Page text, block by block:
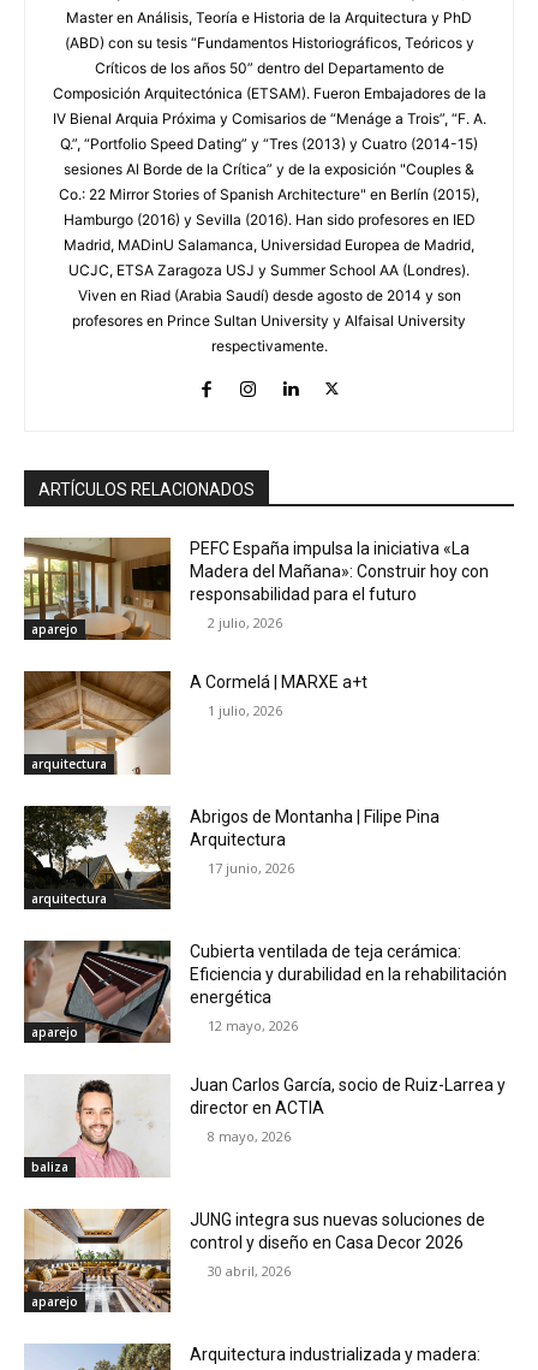
Master en Análisis, Teoría e Historia de la Arquitectura y PhD
(ABD) con su tesis “Fundamentos Historiográficos, Teóricos y
Críticos de los años 50” dentro del Departamento de
Composición Arquitectónica (ETSAM). Fueron Embajadores de la
IV Bienal Arquia Próxima y Comisarios de “Menáge a Trois”, “F. A.
Q.”, “Portfolio Speed Dating” y “Tres (2013) y Cuatro (2014-15)
sesiones Al Borde de la Crítica” y de la exposición "Couples &
Co.: 22 Mirror Stories of Spanish Architecture" en Berlín (2015),
Hamburgo (2016) y Sevilla (2016). Han sido profesores en IED
Madrid, MADinU Salamanca, Universidad Europea de Madrid,
UCJC, ETSA Zaragoza USJ y Summer School AA (Londres).
Viven en Riad (Arabia Saudí) desde agosto de 2014 y son
profesores en Prince Sultan University y Alfaisal University
respectivamente.
ARTÍCULOS RELACIONADOS
aparejo
PEFC España impulsa la iniciativa «La
Madera del Mañana»: Construir hoy con
responsabilidad para el futuro
2 julio, 2026
arquitectura
A Cormelá | MARXE a+t
1 julio, 2026
arquitectura
Abrigos de Montanha | Filipe Pina
Arquitectura
17 junio, 2026
aparejo
Cubierta ventilada de teja cerámica:
Eficiencia y durabilidad en la rehabilitación
energética
12 mayo, 2026
baliza
Juan Carlos García, socio de Ruiz-Larrea y
director en ACTIA
8 mayo, 2026
aparejo
JUNG integra sus nuevas soluciones de
control y diseño en Casa Decor 2026
30 abril, 2026
Arquitectura industrializada y madera: